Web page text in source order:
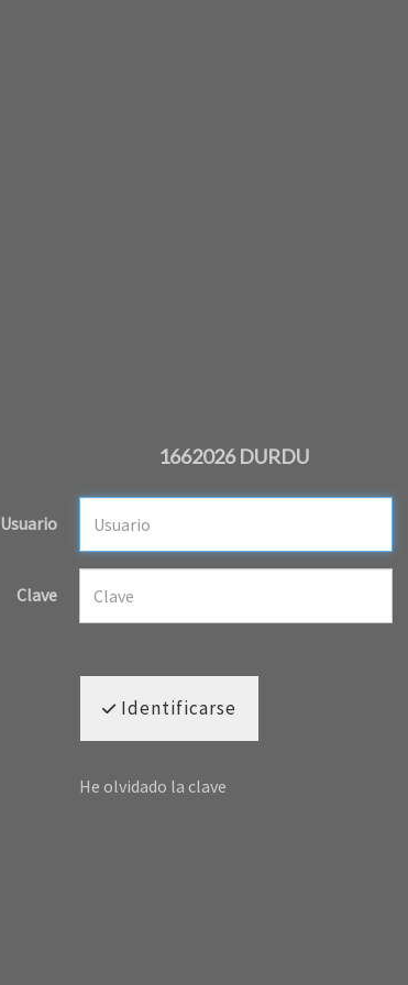
1662026 DURDU
Usuario
Clave
Identificarse
He olvidado la clave